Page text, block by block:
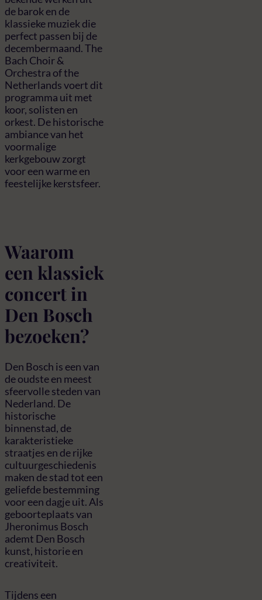
de barok en de
klassieke muziek die
perfect passen bij de
decembermaand. The
Bach Choir &
Orchestra of the
Netherlands voert dit
programma uit met
koor, solisten en
orkest. De historische
ambiance van het
voormalige
kerkgebouw zorgt
voor een warme en
feestelijke kerstsfeer.
Waarom
een klassiek
concert in
Den Bosch
bezoeken?
Den Bosch is een van
de oudste en meest
sfeervolle steden van
Nederland. De
historische
binnenstad, de
karakteristieke
straatjes en de rijke
cultuurgeschiedenis
maken de stad tot een
geliefde bestemming
voor een dagje uit. Als
geboorteplaats van
Jheronimus Bosch
ademt Den Bosch
kunst, historie en
creativiteit.
Tijdens een